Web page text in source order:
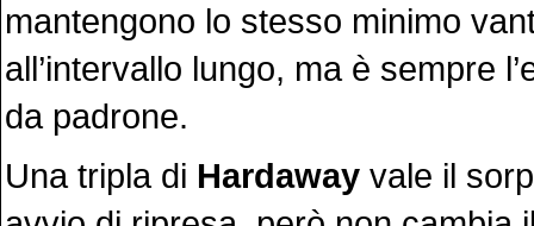
mantengono lo stesso minimo
all’intervallo lungo, ma è sempre
da padrone.
Una tripla di Hardaway vale il